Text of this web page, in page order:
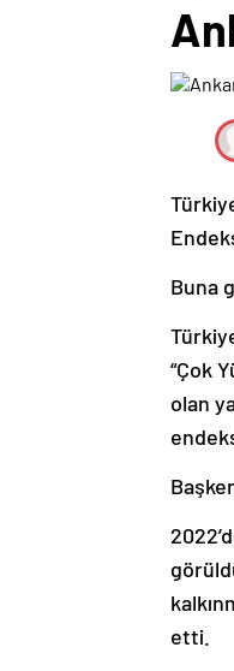
Buna
“Çok
olan
etti.